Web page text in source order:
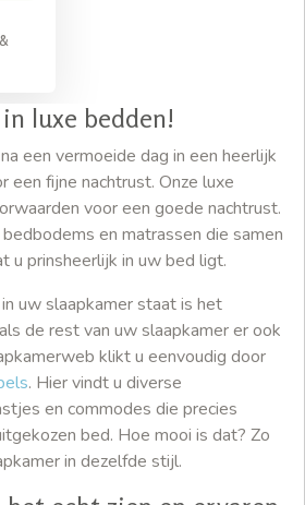
luxe bedden!
een vermoeide dag in een heerlijk
een fijne nachtrust. Onze luxe
voor een goede nachtrust.
en matrassen die samen
u prinsheerlijk in uw bed ligt.
uw slaapkamer staat is het
de rest van uw slaapkamer er ook
klikt u eenvoudig door
. Hier vindt u diverse
en commodes die precies
bed. Hoe mooi is dat? Zo
in dezelfde stijl.